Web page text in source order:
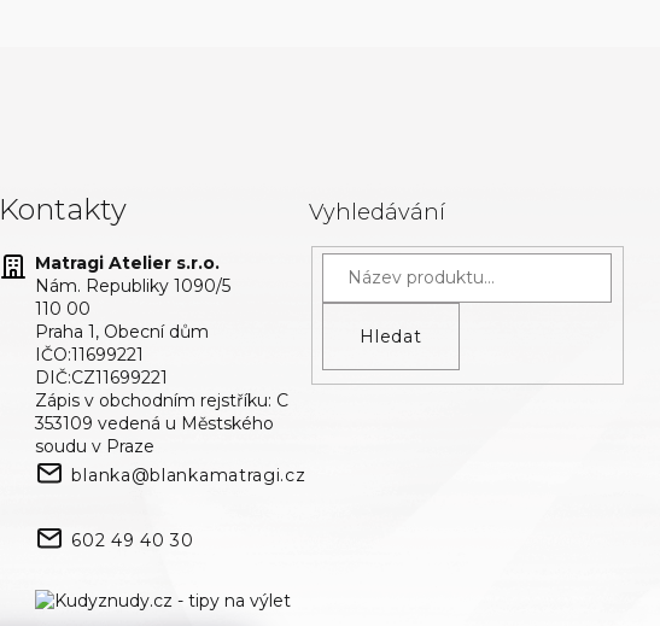
Kontakty
Matragi Atelier s.r.o.
Nám. Republiky 1090/5
110 00
Praha 1, Obecní dům
IČO:11699221
DIČ:CZ11699221
Zápis v obchodním rejstříku: C
353109 vedená u Městského
soudu v Praze
blanka@blankamatragi.cz
602 49 40 30
Vyhledávání
Hledat